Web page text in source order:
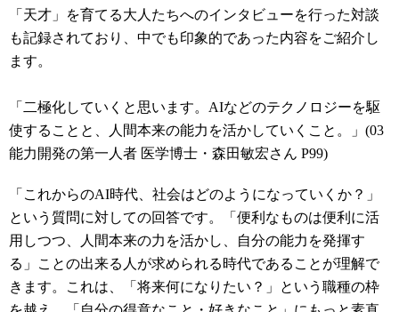
「天才」を育てる大人たちへのインタビューを行った対談
も記録されており、中でも印象的であった内容をご紹介し
ます。
「二極化していくと思います。AIなどのテクノロジーを駆
使することと、人間本来の能力を活かしていくこと。」(03
能力開発の第一人者 医学博士・森田敏宏さん P99)
「これからのAI時代、社会はどのようになっていくか？」
という質問に対しての回答です。「便利なものは便利に活
用しつつ、人間本来の力を活かし、自分の能力を発揮す
る」ことの出来る人が求められる時代であることが理解で
きます。これは、「将来何になりたい？」という職種の枠